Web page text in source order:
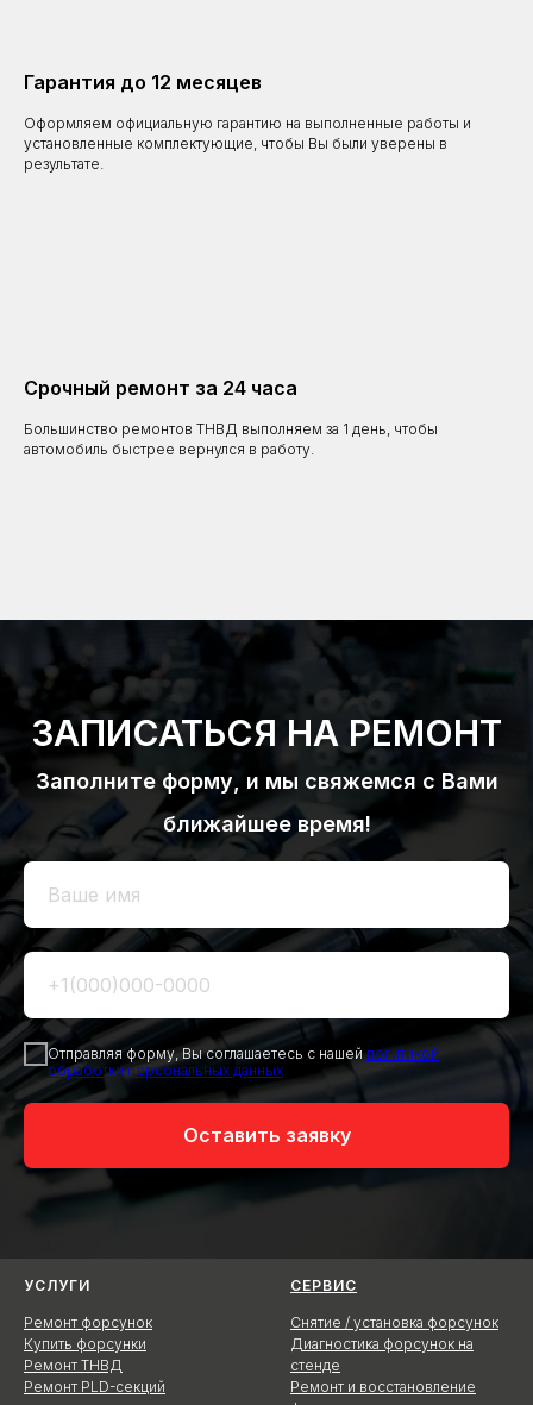
Гарантия до 12 месяцев
Оформляем официальную гарантию на выполненные работы и
установленные комплектующие, чтобы Вы были уверены в
результате.
Срочный ремонт за 24 часа
Большинство ремонтов ТНВД выполняем за 1 день, чтобы
автомобиль быстрее вернулся в работу.
ЗАПИСАТЬСЯ НА РЕМОНТ
Заполните форму, и мы свяжемся с Вами
ближайшее время!
Отправляя форму, Вы соглашаетесь с нашей политикой
обработки персональных данных
Оставить заявку
УСЛУГИ
Ремонт форсунок
Купить форсунки
Ремонт ТНВД
Ремонт PLD-секций
СЕРВИС
Снятие / установка форсунок
Диагностика форсунок на
стенде
Ремонт и восстановление